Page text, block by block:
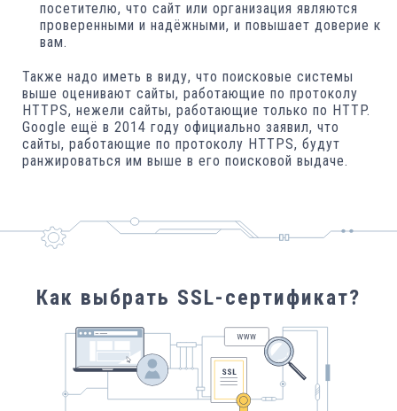
посетителю, что сайт или организация являются
проверенными и надёжными, и повышает доверие к
вам.
Также надо иметь в виду, что поисковые системы
выше оценивают сайты, работающие по протоколу
HTTPS, нежели сайты, работающие только по HTTP.
Google ещё в 2014 году официально заявил, что
сайты, работающие по протоколу HTTPS, будут
ранжироваться им выше в его поисковой выдаче.
Как выбрать SSL-сертификат?